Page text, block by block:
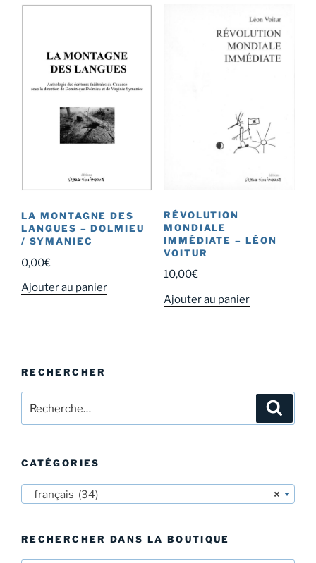
LA MONTAGNE DES
LANGUES – DOLMIEU
/ SYMANIEC
0,00€
Ajouter au panier
RÉVOLUTION
MONDIALE
IMMÉDIATE – LÉON
VOITUR
10,00€
Ajouter au panier
RECHERCHER
pour
CATÉGORIES
×
français (34)
RECHERCHER DANS LA BOUTIQUE